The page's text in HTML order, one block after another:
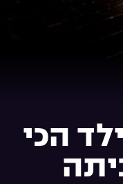
הכי